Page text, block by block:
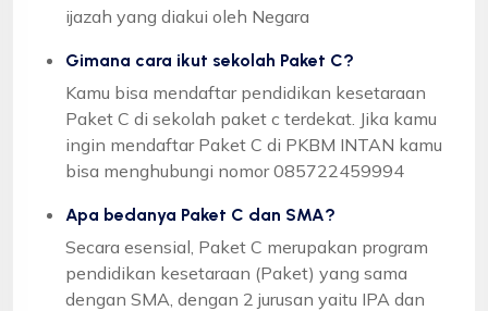
ijazah yang diakui oleh Negara
Gimana cara ikut sekolah Paket C?
Kamu bisa mendaftar pendidikan kesetaraan
Paket C di sekolah paket c terdekat. Jika kamu
ingin mendaftar Paket C di PKBM INTAN kamu
bisa menghubungi nomor 085722459994
Apa bedanya Paket C dan SMA?
Secara esensial, Paket C merupakan program
pendidikan kesetaraan (Paket) yang sama
dengan SMA, dengan 2 jurusan yaitu IPA dan